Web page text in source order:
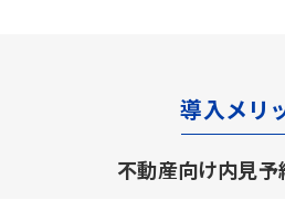
導入メリ
不動産向け内見予